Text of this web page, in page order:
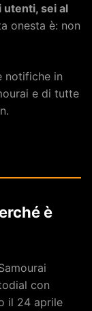
utenti, sei al
onesta è: non
notifiche in
e di tutte
è
con
il 24 aprile